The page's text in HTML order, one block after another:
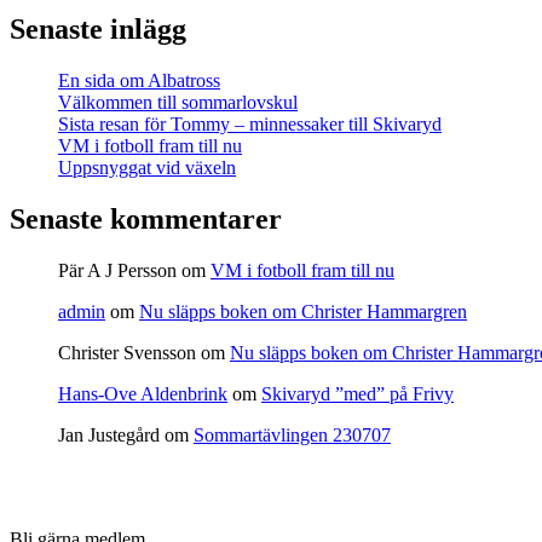
Senaste inlägg
En sida om Albatross
Välkommen till sommarlovskul
Sista resan för Tommy – minnessaker till Skivaryd
VM i fotboll fram till nu
Uppsnyggat vid växeln
Senaste kommentarer
Pär A J Persson om VM i fotboll fram till nu
admin om Nu släpps boken om Christer Hammargren
Christer Svensson om Nu släpps boken om Christer
Hans-Ove Aldenbrink om Skivaryd ”med” på Frivy
Jan Justegård om Sommartävlingen 230707